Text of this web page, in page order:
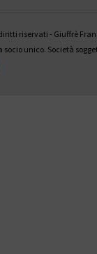
riservati - Giuffrè
socio unico. Società